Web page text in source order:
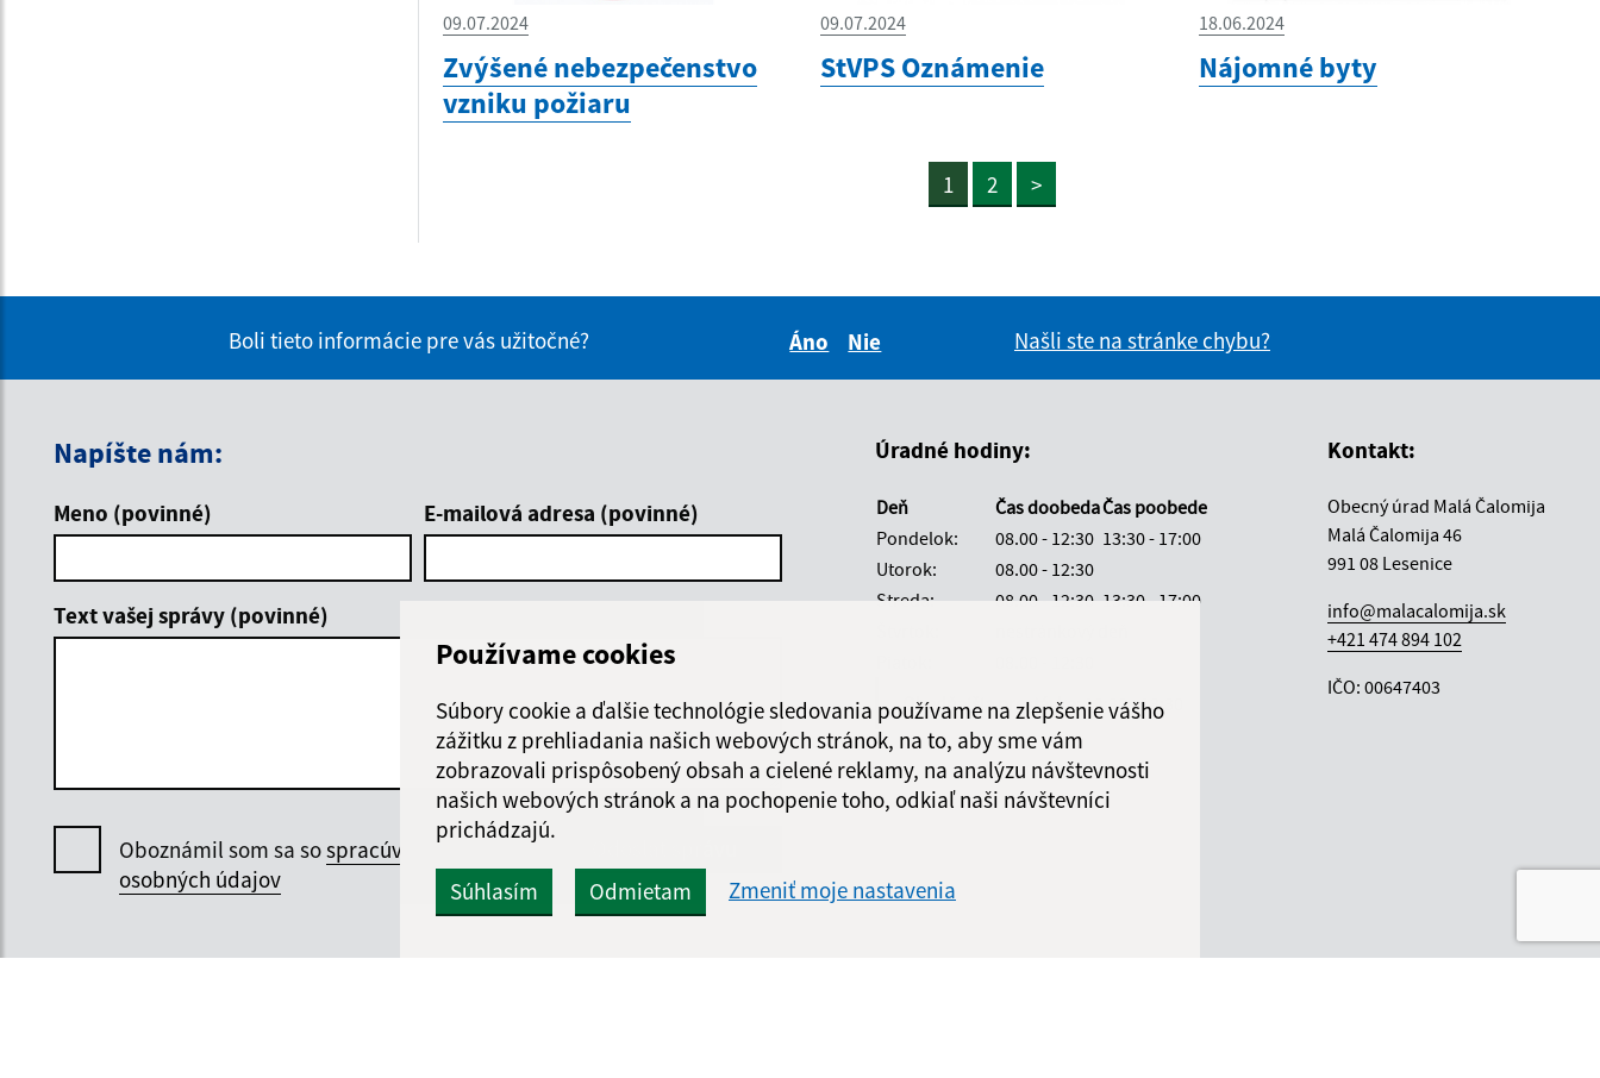
Používame cookies
Súbory cookie a ďalšie technológie sledovania používame na zlepšenie vášho
zážitku z prehliadania našich webových stránok, na to, aby sme vám
zobrazovali prispôsobený obsah a cielené reklamy, na analýzu návštevnosti
našich webových stránok a na pochopenie toho, odkiaľ naši návštevníci
prichádzajú.
Súhlasím Odmietam Zmeniť moje nastavenia
09.07.2024
Zvýšené nebezpečenstvo
vzniku požiaru
09.07.2024
StVPS Oznámenie
18.06.2024
Nájomné byty
1 2 >
Boli tieto informácie pre vás užitočné?
Áno
Nie
Našli ste na stránke chybu?
Napíšte nám:
Meno (povinné) E-mailová adresa (povinné)
Text vašej správy (povinné)
Oboznámil som sa sospracúvaním
osobných údajov
Google reCaptcha Response
Úradné hodiny:
Deň Čas doobedaČas poobede
Pondelok:
08.00 - 12:30 13:30 - 17:00
Utorok:
08.00 - 12:30
Streda:
08.00 - 12:30 13:30 - 17:00
Obedňajšia prestávka:12:30 - 13:30
Kontakt:
Obecný úrad Malá Čalomija
Malá Čalomija 46
991 08 Lesenice
info@malacalomija.sk
+421 474 894 102
IČO: 00647403